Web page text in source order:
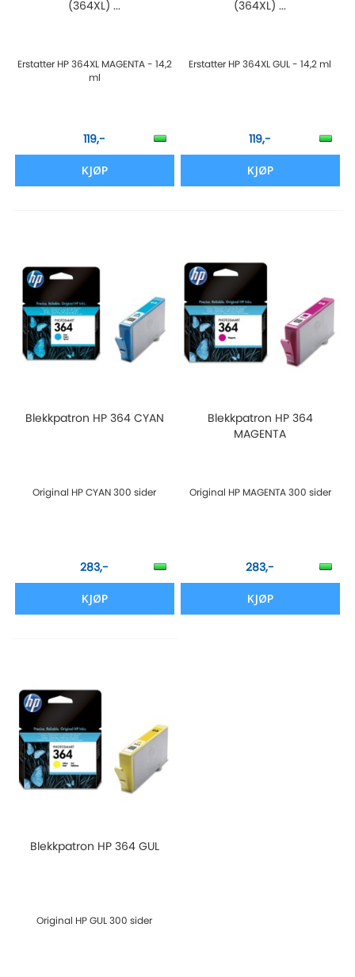
(364XL) ...
Erstatter HP 364XL MAGENTA - 14,2
ml
119,-
KJØP
(364XL) ...
Erstatter HP 364XL GUL - 14,2 ml
119,-
KJØP
Blekkpatron HP 364 CYAN
Original HP CYAN 300 sider
283,-
KJØP
Blekkpatron HP 364
MAGENTA
Original HP MAGENTA 300 sider
283,-
KJØP
Blekkpatron HP 364 GUL
Original HP GUL 300 sider